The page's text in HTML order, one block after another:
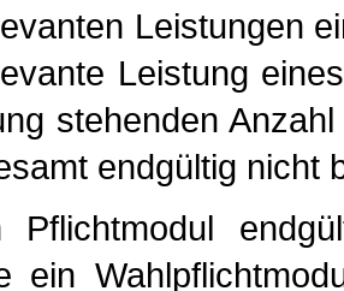
Leistungen
Leistung
stehenden
endgültig nicht
ein